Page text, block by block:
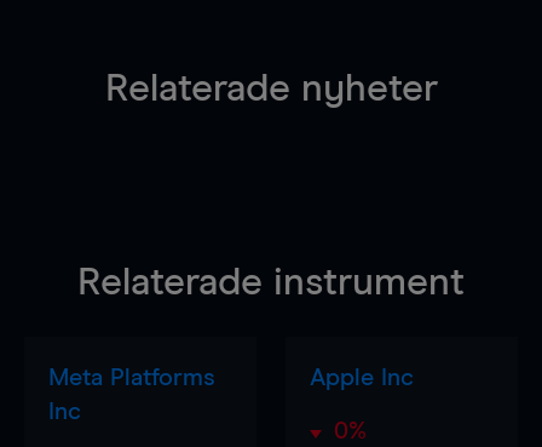
Relaterade nyheter
Relaterade instrument
Meta Platforms
Inc
Apple Inc
0%